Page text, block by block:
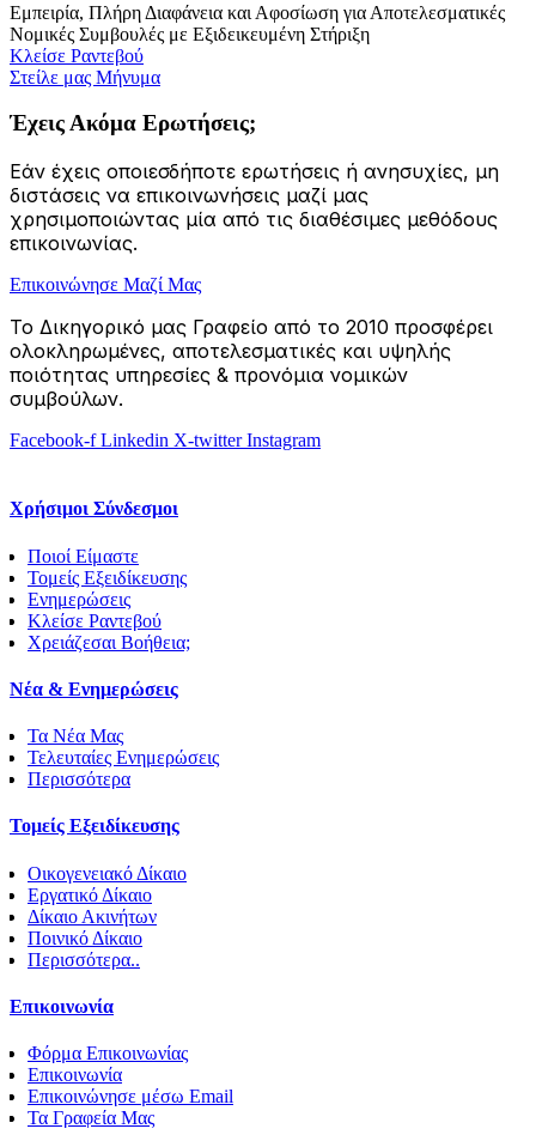
Εμπειρία, Πλήρη Διαφάνεια και Αφοσίωση για Αποτελεσματικές
Νομικές Συμβουλές με Εξιδεικευμένη Στήριξη
Κλείσε Ραντεβού
Στείλε μας Μήνυμα
Έχεις Ακόμα Ερωτήσεις;
Εάν έχεις οποιεσδήποτε ερωτήσεις ή ανησυχίες, μη
διστάσεις να επικοινωνήσεις μαζί μας
χρησιμοποιώντας μία από τις διαθέσιμες μεθόδους
επικοινωνίας.
Επικοινώνησε Μαζί Μας
Το Δικηγορικό μας Γραφείο από το 2010 προσφέρει
ολοκληρωμένες, αποτελεσματικές και υψηλής
ποιότητας υπηρεσίες & προνόμια νομικών
συμβούλων.
Facebook-f Linkedin X-twitter Instagram
Χρήσιμοι Σύνδεσμοι
Ποιοί Είμαστε
Τομείς Εξειδίκευσης
Ενημερώσεις
Κλείσε Ραντεβού
Χρειάζεσαι Βοήθεια;
Νέα & Ενημερώσεις
Τα Νέα Μας
Τελευταίες Ενημερώσεις
Περισσότερα
Τομείς Εξειδίκευσης
Οικογενειακό Δίκαιο
Εργατικό Δίκαιο
Δίκαιο Ακινήτων
Ποινικό Δίκαιο
Περισσότερα..
Επικοινωνία
Φόρμα Επικοινωνίας
Επικοινωνία
Επικοινώνησε μέσω Email
Τα Γραφεία Μας